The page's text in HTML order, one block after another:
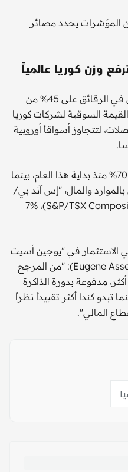
المؤشرات يحدد مصائر
وزن كوريا عالمياً
مع استحواذ الشركتين العملاقتين في الرقائق على 45% من
السوقية لشركات كوريا
لتتجاوز أسواقاً أوروبية
وأضاف مؤشر "كوسبي" أكثر من 70% منذ بداية هذا العام، بينما
والمال، "إس آند بي/
تي إس إكس المركب" (S&P/TSX Composite Index)، 7%
الاستثمار في "يوجين أسيت
مانجمنت" (Eugene Asset Management Co): "من المرجح
مدفوعة بدورة الذاكرة
تبدو كندا أكثر تقييداً نظراً
المالي".